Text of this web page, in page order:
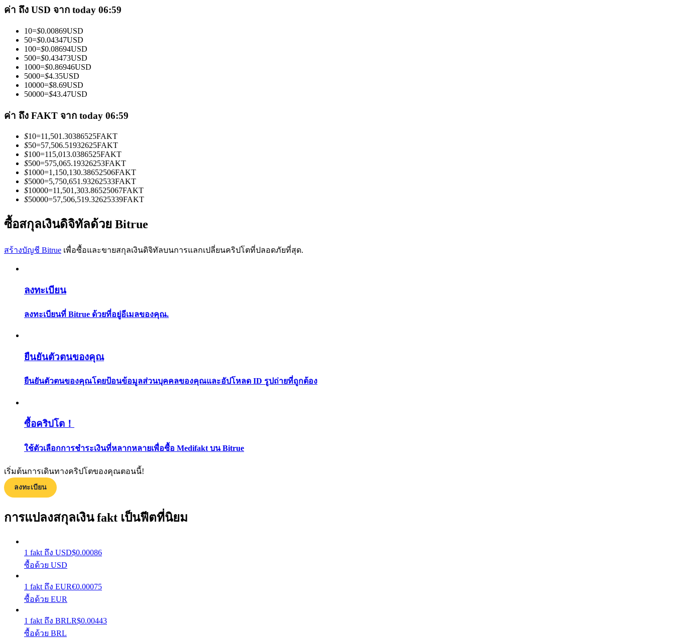
คัดลอกการซื้อขาย
เข้าร่วมกับเทรดเดอร์ชั้นนำ
เป็นเทรดเดอร์คัดลอก
เพลิดเพลินกับการแบ่งปันผลกำไรและค่าคอมมิชชั่นการคัดลอกการซื้อขาย
แนะนำ
คู่มือเริ่มต้นฟิวเจอร์ส
เรียนรู้วิธีการรักษาผลกำไร
ค่า ถึง USD จาก today 06:59
10=$0.00869USD
50=$0.04347USD
100=$0.08694USD
500=$0.43473USD
1000=$0.86946USD
5000=$4.35USD
10000=$8.69USD
50000=$43.47USD
ค่า ถึง FAKT จาก today 06:59
$10=11,501.30386525FAKT
$50=57,506.51932625FAKT
$100=115,013.0386525FAKT
$500=575,065.19326253FAKT
$1000=1,150,130.38652506FAKT
$5000=5,750,651.93262533FAKT
$10000=11,501,303.86525067FAKT
$50000=57,506,519.32625339FAKT
ซื้อสกุลเงินดิจิทัลด้วย Bitrue
สร้างบัญชี Bitrue เพื่อซื้อและขายสกุลเงินดิจิทัลบนการแลกเปลี่ยนคริปโตที่ปลอดภัยที่สุด.
ลงทะเบียน
ลงทะเบียนที่ Bitrue ด้วยที่อยู่อีเมลของคุณ.
ยืนยันตัวตนของคุณ
ยืนยันตัวตนของคุณโดยป้อนข้อมูลส่วนบุคคลของคุณและอัปโหลด ID รูปถ่ายที่ถูกต้อง
ซื้อคริปโต！
ใช้ตัวเลือกการชำระเงินที่หลากหลายเพื่อซื้อ Medifakt บน Bitrue
เริ่มต้นการเดินทางคริปโตของคุณตอนนี้!
ลงทะเบียน
การแปลงสกุลเงิน fakt เป็นฟีตที่นิยม
1 fakt ถึง USD$0.00086
ซื้อด้วย USD
1 fakt ถึง EUR€0.00075
ซื้อด้วย EUR
1 fakt ถึง BRLR$0.00443
ซื้อด้วย BRL